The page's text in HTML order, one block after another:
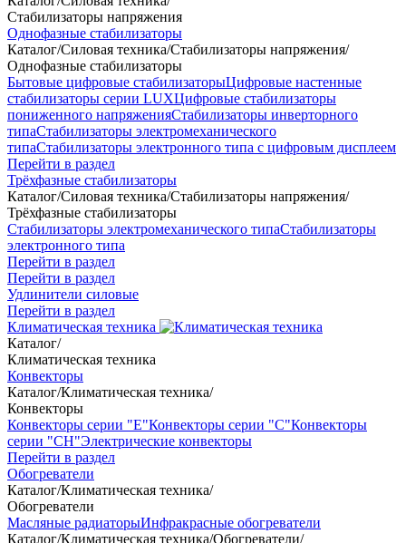
Стабилизаторы напряжения
Однофазные стабилизаторы
Каталог/Силовая техника/Стабилизаторы напряжения/
Однофазные стабилизаторы
Бытовые цифровые стабилизаторыЦифровые настенные
стабилизаторы серии LUXЦифровые стабилизаторы
пониженного напряженияСтабилизаторы инверторного
типаСтабилизаторы электромеханического
типаСтабилизаторы электронного типа с цифровым дисплеем
Перейти в раздел
Трёхфазные стабилизаторы
Каталог/Силовая техника/Стабилизаторы напряжения/
Трёхфазные стабилизаторы
Стабилизаторы электромеханического типаСтабилизаторы
электронного типа
Перейти в раздел
Перейти в раздел
Удлинители силовые
Перейти в раздел
Климатическая техника
Каталог/
Климатическая техника
Конвекторы
Каталог/Климатическая техника/
Конвекторы
Конвекторы серии "Е"Конвекторы серии "С"Конвекторы
серии "СН"Электрические конвекторы
Перейти в раздел
Обогреватели
Каталог/Климатическая техника/
Обогреватели
Масляные радиаторыИнфракрасные обогреватели
Каталог/Климатическая техника/Обогреватели/